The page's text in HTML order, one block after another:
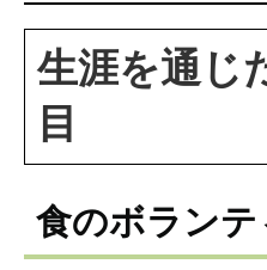
生涯を通じ
目
食のボラン